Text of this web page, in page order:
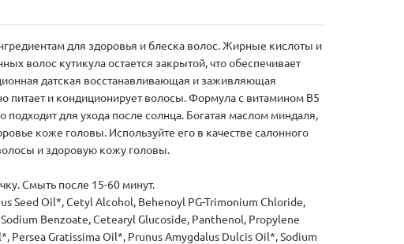
для здоровья и блеска волос. Жирные кислоты и
волос кутикула остается закрытой, что обеспечивает
датская восстанавливающая и заживляющая
питает и кондиционирует волосы. Формула с витамином B5
подходит для ухода после солнца. Богатая маслом миндаля,
коже головы. Используйте его в качестве салонного
и здоровую кожу головы.
Смыть после 15-60 минут.
Seed Oil*, Cetyl Alcohol, Behenoyl PG-Trimonium Chloride,
Benzoate, Cetearyl Glucoside, Panthenol, Propylene
Persea Gratissima Oil*, Prunus Amygdalus Dulcis Oil*, Sodium